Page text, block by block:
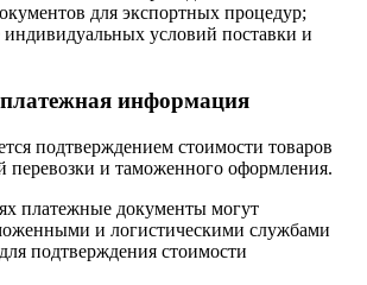
для экспортных процедур;
индивидуальных условий поставки и
информация
подтверждением стоимости товаров
перевозки и таможенного оформления.
платежные документы могут
и логистическими службами
подтверждения стоимости